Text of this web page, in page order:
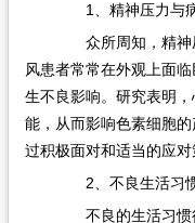
1、精神压力与
众所周知，精神
风患者常常在外观上面
生不良影响。研究表明
能，从而影响色素细胞
过积极面对和适当的应对
2、不良生活习
不良的生活习惯